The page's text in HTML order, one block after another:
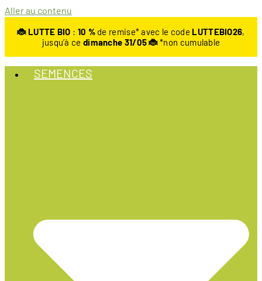
Aller au contenu
🐞 LUTTE BIO : 10 %de remise* avec le code LUTTEBIO26,
jusqu’à ce dimanche 31/05 🐞*non cumulable
SEMENCES